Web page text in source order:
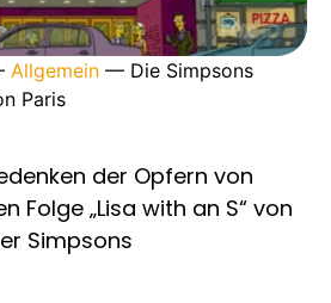
Allgemein — Die Simpsons
Paris
der Opfern von
Folge „Lisa with an S“ von
Simpsons